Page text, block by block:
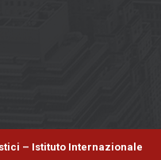
– Istituto Internazionale